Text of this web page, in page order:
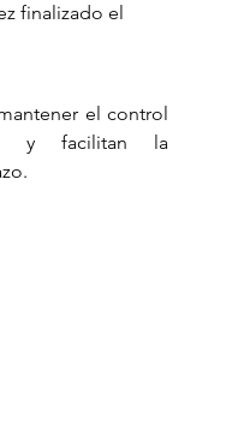
finalizado el
el control
y facilitan la